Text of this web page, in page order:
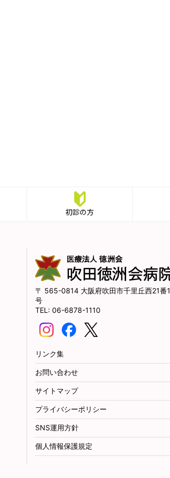
初診の方
565-0814 大阪府吹田市千里丘西21番1
号
06-6878-1110
リンク集
お問い合わせ
サイトマップ
プライバシーポリシー
SNS運用方針
個人情報保護規定